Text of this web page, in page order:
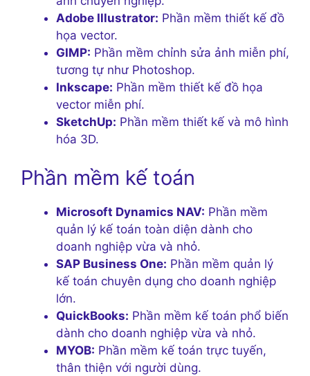
Adobe Illustrator: Phần mềm thiết kế đồ
họa vector.
GIMP: Phần mềm chỉnh sửa ảnh miễn phí,
tương tự như Photoshop.
Inkscape: Phần mềm thiết kế đồ họa
vector miễn phí.
SketchUp: Phần mềm thiết kế và mô hình
hóa 3D.
Phần mềm kế toán
Microsoft Dynamics NAV: Phần mềm
quản lý kế toán toàn diện dành cho
doanh nghiệp vừa và nhỏ.
SAP Business One: Phần mềm quản lý
kế toán chuyên dụng cho doanh nghiệp
lớn.
QuickBooks: Phần mềm kế toán phổ biến
dành cho doanh nghiệp vừa và nhỏ.
MYOB: Phần mềm kế toán trực tuyến,
thân thiện với người dùng.